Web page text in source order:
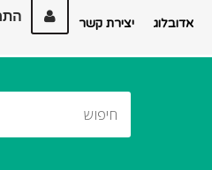
אדובלוג יצירת קשר